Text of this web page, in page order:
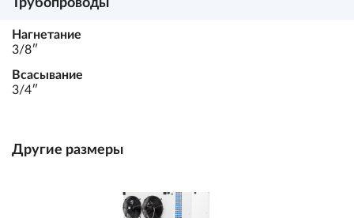
Трубопроводы
Нагнетание
3/8ʺ
Всасывание
3/4ʺ
Другие размеры